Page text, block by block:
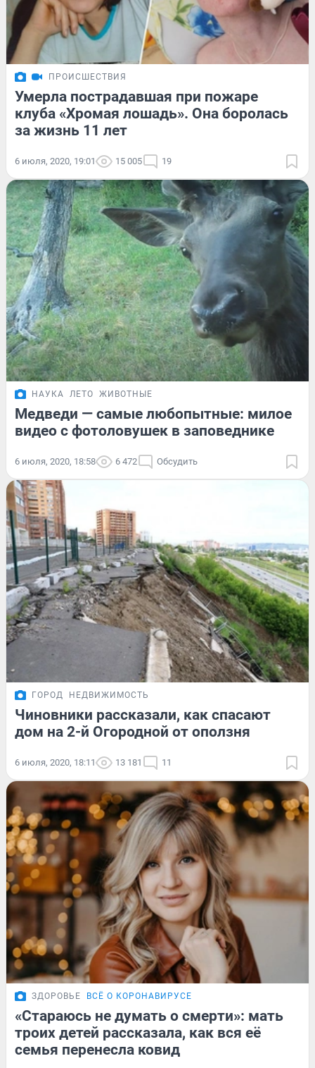
ПРОИСШЕСТВИЯ
Умерла пострадавшая при пожаре
клуба «Хромая лошадь». Она боролась
за жизнь 11 лет
6 июля, 2020, 19:01 15 005 19
НАУКА ЛЕТО ЖИВОТНЫЕ
Медведи — самые любопытные: милое
видео с фотоловушек в заповеднике
6 июля, 2020, 18:58 6 472 Обсудить
ГОРОД НЕДВИЖИМОСТЬ
Чиновники рассказали, как спасают
дом на 2-й Огородной от оползня
6 июля, 2020, 18:11 13 181 11
ЗДОРОВЬЕ ВСЁ О КОРОНАВИРУСЕ
«Стараюсь не думать о смерти»: мать
троих детей рассказала, как вся её
семья перенесла ковид